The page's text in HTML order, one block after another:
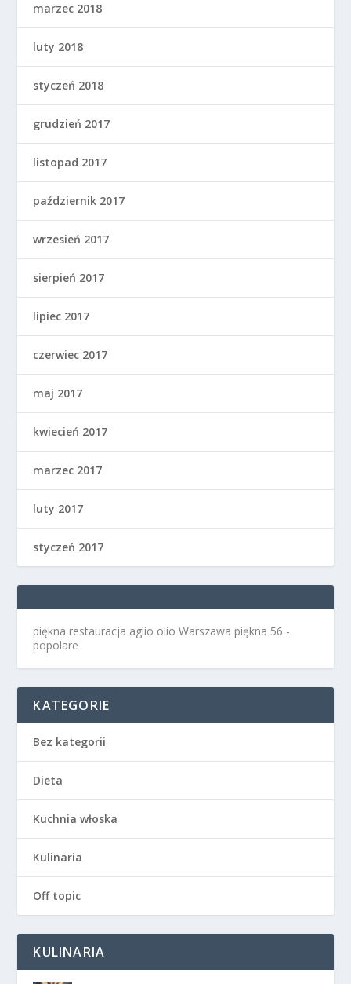
marzec 2018
luty 2018
styczeń 2018
grudzień 2017
listopad 2017
październik 2017
wrzesień 2017
sierpień 2017
lipiec 2017
czerwiec 2017
maj 2017
kwiecień 2017
marzec 2017
luty 2017
styczeń 2017
piękna restauracja aglio olio Warszawa piękna 56 -
popolare
KATEGORIE
Bez kategorii
Dieta
Kuchnia włoska
Kulinaria
Off topic
KULINARIA